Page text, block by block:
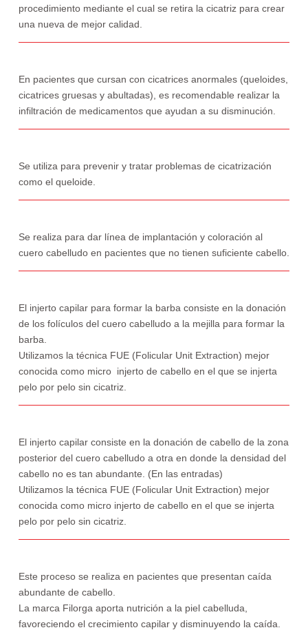
procedimiento mediante el cual se retira la cicatriz para crear
una nueva de mejor calidad.
En pacientes que cursan con cicatrices anormales (queloides,
cicatrices gruesas y abultadas), es recomendable realizar la
infiltración de medicamentos que ayudan a su disminución.
Se utiliza para prevenir y tratar problemas de cicatrización
como el queloide.
Se realiza para dar línea de implantación y coloración al
cuero cabelludo en pacientes que no tienen suficiente cabello.
El injerto capilar para formar la barba consiste en la donación
de los folículos del cuero cabelludo a la mejilla para formar la
barba.
Utilizamos la técnica FUE (Folicular Unit Extraction) mejor
conocida como micro injerto de cabello en el que se injerta
pelo por pelo sin cicatriz.
El injerto capilar consiste en la donación de cabello de la zona
posterior del cuero cabelludo a otra en donde la densidad del
cabello no es tan abundante. (En las entradas)
Utilizamos la técnica FUE (Folicular Unit Extraction) mejor
conocida como micro injerto de cabello en el que se injerta
pelo por pelo sin cicatriz.
Este proceso se realiza en pacientes que presentan caída
abundante de cabello.
La marca Filorga aporta nutrición a la piel cabelluda,
favoreciendo el crecimiento capilar y disminuyendo la caída.